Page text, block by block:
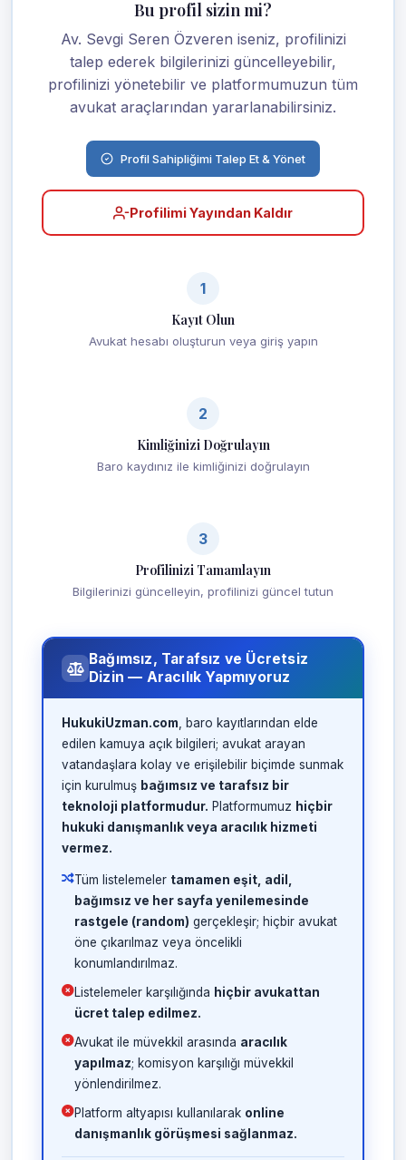
Bu profil sizin mi?
Av. Sevgi Seren Özveren iseniz, profilinizi
talep ederek bilgilerinizi güncelleyebilir,
profilinizi yönetebilir ve platformumuzun tüm
avukat araçlarından yararlanabilirsiniz.
Profil Sahipliğimi Talep Et & Yönet
Profilimi Yayından Kaldır
1
Kayıt Olun
Avukat hesabı oluşturun veya giriş yapın
2
Kimliğinizi Doğrulayın
Baro kaydınız ile kimliğinizi doğrulayın
3
Profilinizi Tamamlayın
Bilgilerinizi güncelleyin, profilinizi güncel tutun
Bağımsız, Tarafsız ve Ücretsiz
Dizin — Aracılık Yapmıyoruz
HukukiUzman.com , baro kayıtlarından elde
edilen kamuya açık bilgileri; avukat arayan
vatandaşlara kolay ve erişilebilir biçimde sunmak
için kurulmuş bağımsız ve tarafsız bir
teknoloji platformudur. Platformumuz hiçbir
hukuki danışmanlık veya aracılık hizmeti
vermez.
Tüm listelemeler tamamen eşit, adil,
bağımsız ve her sayfa yenilemesinde
rastgele (random) gerçekleşir; hiçbir avukat
öne çıkarılmaz veya öncelikli
konumlandırılmaz.
Listelemeler karşılığında hiçbir avukattan
ücret talep edilmez.
Avukat ile müvekkil arasında aracılık
yapılmaz; komisyon karşılığı müvekkil
yönlendirilmez.
Platform altyapısı kullanılarak online
danışmanlık görüşmesi sağlanmaz.